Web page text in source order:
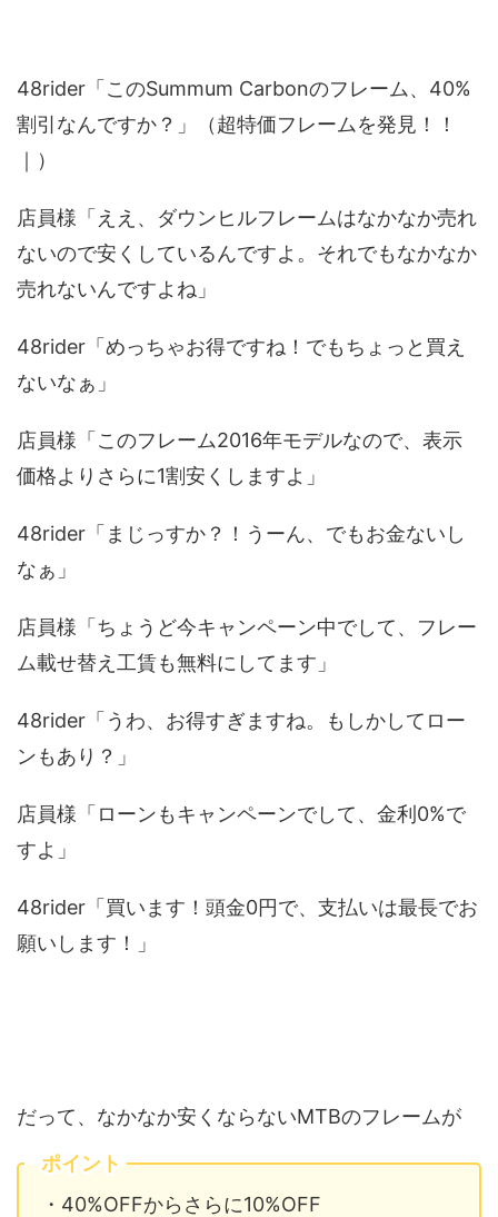
48rider「このSummum Carbonのフレーム、40%
割引なんですか？」（超特価フレームを発見！！
｜）
店員様「ええ、ダウンヒルフレームはなかなか売れ
ないので安くしているんですよ。それでもなかなか
売れないんですよね」
48rider「めっちゃお得ですね！でもちょっと買え
ないなぁ」
店員様「このフレーム2016年モデルなので、表示
価格よりさらに1割安くしますよ」
48rider「まじっすか？！うーん、でもお金ないし
なぁ」
店員様「ちょうど今キャンペーン中でして、フレー
ム載せ替え工賃も無料にしてます」
48rider「うわ、お得すぎますね。もしかしてロー
ンもあり？」
店員様「ローンもキャンペーンでして、金利0%で
すよ」
48rider「買います！頭金0円で、支払いは最長でお
願いします！」
だって、なかなか安くならないMTBのフレームが
ポイント
・40%OFFからさらに10%OFF